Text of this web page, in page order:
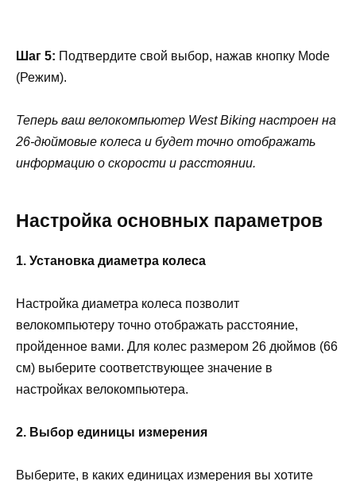
Шаг 5: Подтвердите свой выбор, нажав кнопку Mode
(Режим).
Теперь ваш велокомпьютер West Biking настроен на
26-дюймовые колеса и будет точно отображать
информацию о скорости и расстоянии.
Настройка основных параметров
1. Установка диаметра колеса
Настройка диаметра колеса позволит
велокомпьютеру точно отображать расстояние,
пройденное вами. Для колес размером 26 дюймов (66
см) выберите соответствующее значение в
настройках велокомпьютера.
2. Выбор единицы измерения
Выберите, в каких единицах измерения вы хотите